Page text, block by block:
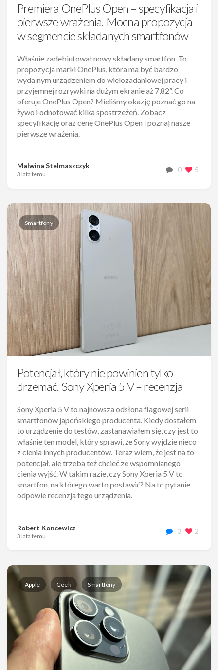
Premiera OnePlus Open – specyfikacja i
pierwsze wrażenia. Mocna propozycja
w segmencie składanych smartfonów
Właśnie zadebiutował nowy składany smartfon. To
propozycja marki OnePlus, która ma być bardzo
wydajnym urządzeniem do wielozadaniowej pracy i
przyjemnej rozrywki na dużym ekranie aż 7,82”. Co
oferuje OnePlus Open? Mieliśmy okazję poznać go na
żywo i odnotować kilka spostrzeżeń. Zobacz
specyfikację oraz cenę OnePlus Open i poznaj nasze
pierwsze wrażenia.
Malwina Stelmaszczyk
3 lata temu
0 5
Smartfony
Potencjał, który nie powinien tylko
drzemać. Sony Xperia 5 V – recenzja
Sony Xperia 5 V to najnowsza odsłona flagowej serii
smartfonów japońskiego producenta. Kiedy dostałem
to urządzenie do testów, zastanawiałem się, czy jest to
właśnie ten model, który sprawi, że Sony wyjdzie nieco
z cienia innych producentów. Teraz wiem, że jest na to
potencjał, ale trzeba też chcieć ze wspomnianego
cienia wyjść. W takim razie, czy Sony Xperia 5 V to
smartfon, na którego warto postawić? Na to pytanie
odpowie recenzja tego urządzenia.
Robert Koncewicz
3 lata temu
3 2
Apple Geek Smartfony